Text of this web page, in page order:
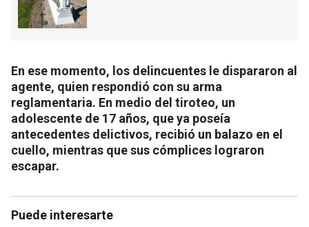
En ese momento, los delincuentes le dispararon al
agente, quien respondió con su arma
reglamentaria. En medio del tiroteo, un
adolescente de 17 años, que ya poseía
antecedentes delictivos, recibió un balazo en el
cuello, mientras que sus cómplices lograron
escapar.
Puede interesarte